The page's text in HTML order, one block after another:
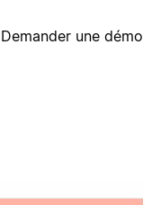
Demander une démo